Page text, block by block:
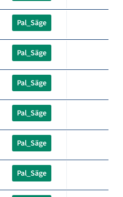
Pal_Säge
Pal_Säge
Pal_Säge
Pal_Säge
Pal_Säge
Pal_Säge